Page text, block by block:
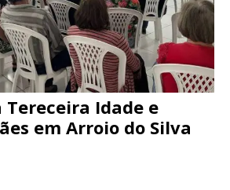
Idade e
em Arroio do Silva